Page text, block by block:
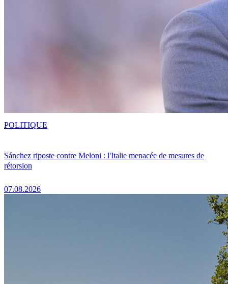
Sánchez riposte contre Meloni : l'Italie menacée de mesures de
rétorsion
07.08.2026
POLITIQUE